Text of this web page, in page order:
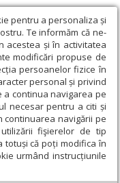
pentru a personaliza și
Te informăm că ne-
acestea și în activitatea
modificări propuse de
persoanelor fizice în
personal și privind
a continua navigarea pe
necesar pentru a citi și
continuarea navigării pe
fişierelor de tip
totuși că poți modifica în
urmând instrucțiunile
› Haina sfințeniei
unei noi